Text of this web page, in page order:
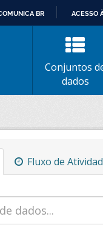
CONTEÚDO
BR ACESSO
Conjuntos
dados
Fluxo de